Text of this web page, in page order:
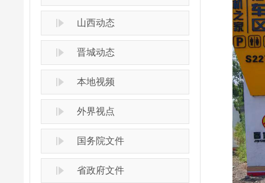
山西动态
晋城动态
本地视频
外界视点
国务院文件
省政府文件